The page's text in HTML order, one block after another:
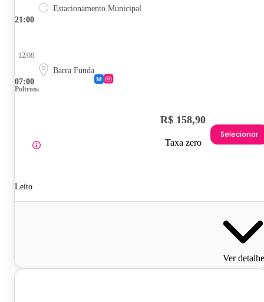
21:00
Estacionamento Municipal
07:00
12/08
Barra Funda
Poltrona
Leito
R$ 158,90
Taxa zero
Selecionar
Ver